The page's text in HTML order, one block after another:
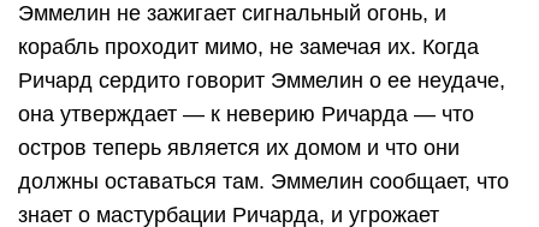
Эммелин не зажигает сигнальный огонь, и
корабль проходит мимо, не замечая их. Когда
Ричард сердито говорит Эммелин о ее неудаче,
она утверждает — к неверию Ричарда — что
остров теперь является их домом и что они
должны оставаться там. Эммелин сообщает, что
знает о мастурбации Ричарда, и угрожает